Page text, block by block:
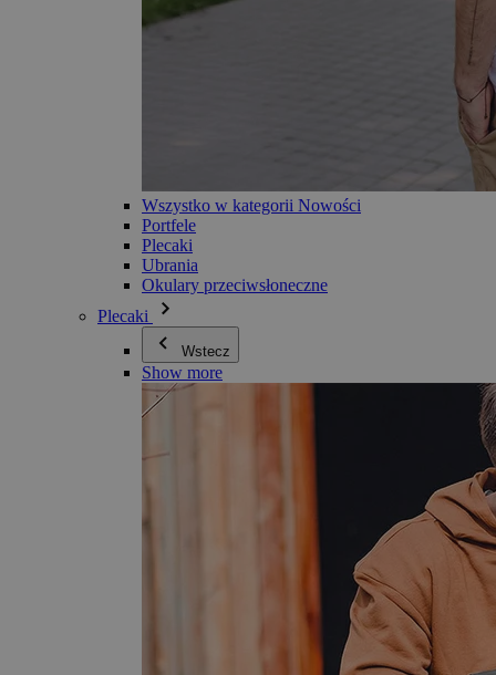
Wszystko w kategorii Nowości
Portfele
Plecaki
Ubrania
Okulary przeciwsłoneczne
Plecaki
Wstecz
Show more